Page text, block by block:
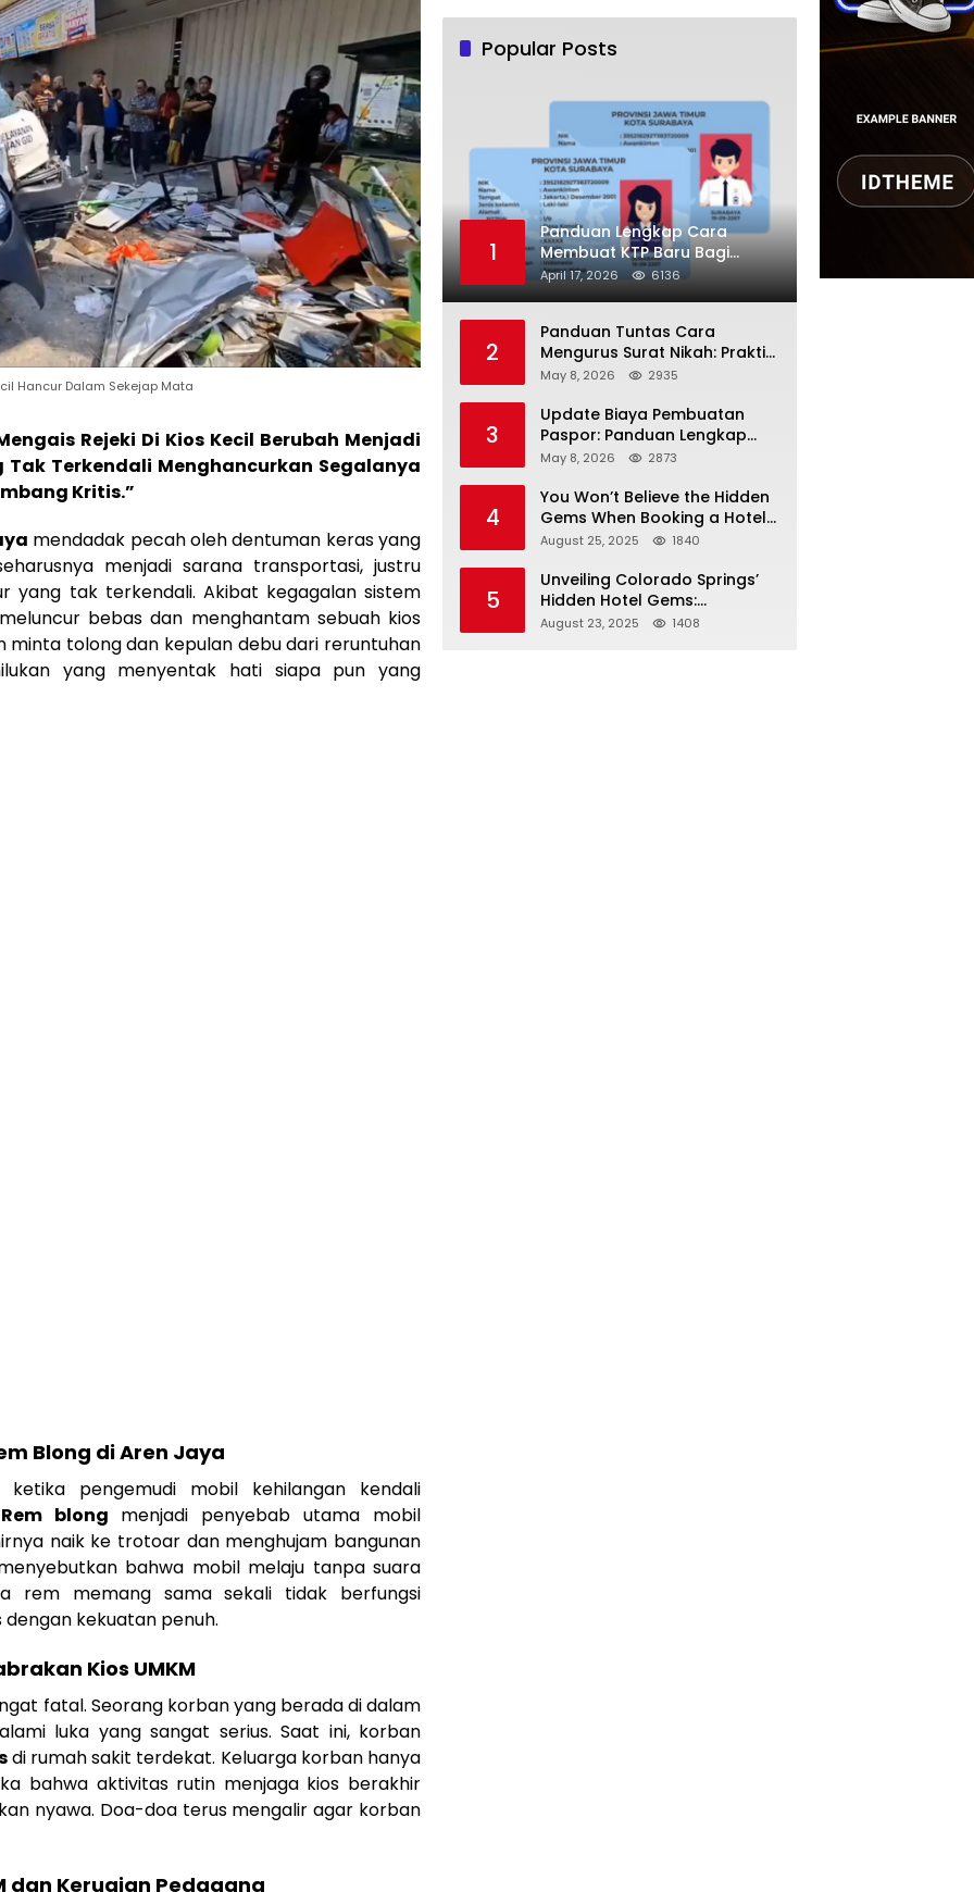
Hancur Dalam Sekejap Mata
Rejeki Di Kios Kecil Berubah Menjadi
Tak Terkendali Menghancurkan Segalanya
Kritis.”
mendadak pecah oleh dentuman keras yang
menjadi sarana transportasi, justru
yang tak terkendali. Akibat kegagalan sistem
bebas dan menghantam sebuah kios
minta tolong dan kepulan debu dari reruntuhan
yang menyentak hati siapa pun yang
Blong di Aren Jaya
pengemudi mobil kehilangan kendali
Rem blong menjadi penyebab utama mobil
naik ke trotoar dan menghujam bangunan
bahwa mobil melaju tanpa suara
rem memang sama sekali tidak berfungsi
kekuatan penuh.
Kios UMKM
fatal. Seorang korban yang berada di dalam
luka yang sangat serius. Saat ini, korban
di rumah sakit terdekat. Keluarga korban hanya
bahwa aktivitas rutin menjaga kios berakhir
nyawa. Doa-doa terus mengalir agar korban
dan Kerugian Pedagang
Popular Posts
1
Panduan Lengkap Cara
Membuat KTP Baru Bagi
Pemula Tahun 2026
April 17, 2026 6136
2
Panduan Tuntas Cara
Mengurus Surat Nikah: Praktis
dan Sah di Mata Hukum!
May 8, 2026 2935
3
Update Biaya Pembuatan
Paspor: Panduan Lengkap
Tarif Resmi Negara!
May 8, 2026 2873
4
You Won’t Believe the Hidden
Gems When Booking a Hotel
in Louisville KY—From Cheap
August 25, 2025 1840
5
Unveiling Colorado Springs’
Hidden Hotel Gems:
Affordable Stays, Luxury
August 23, 2025 1408